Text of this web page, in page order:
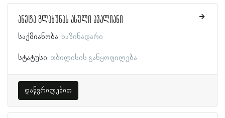
ანეტა გლახუნას ასული ავალიანი
საქმიანობა: ხაზინადარი
სტატუსი: თბილისის განყოფილება
დაწვრილებით